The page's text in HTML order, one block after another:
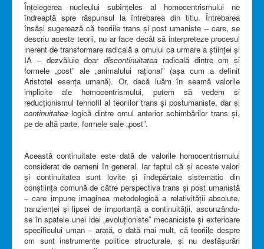
Înțelegerea nucleului subînțeles al homocentrismului ne
îndreaptă spre răspunsul la întrebarea din titlu. Întrebarea
însăși sugerează că teoriile trans și post umaniste – care, se
descriu aceste teorii, nu ar face decât să interpreteze procesul
inerent de transformare radicală a omului ca urmare a științei și
IA – dezvăluie doar discontinuitatea radicală dintre om și
formele „post” ale „animalului rațional” (așa cum a definit
Aristotel esența umană). Or, dacă luăm în seamă valorile
implicite ale homocentrismului, putem să vedem și
reducționismul tehnofil al teoriilor trans și postumaniste, dar și
continuitatea logică dintre omul anterior schimbărilor trans și,
pe de altă parte, formele sale „post”.
Această continuitate este dată de valorile homocentrismului
considerat de oameni în general. Iar faptul că și aceste valori
și continuitatea sunt lovite și îndepărtate sistematic din
conștiința comună de către perspectiva trans și post umanistă
– care impune imaginea metodologică a relativității absolute,
tranzienței și lipsei de importanță a continuității, ascunzându-
se în spatele unei idei „evoluționiste” mecaniciste și exterioare
specificului uman – arată, o dată mai mult, că teoriile despre
om sunt instrumente politice structurale, și nu desfășurări